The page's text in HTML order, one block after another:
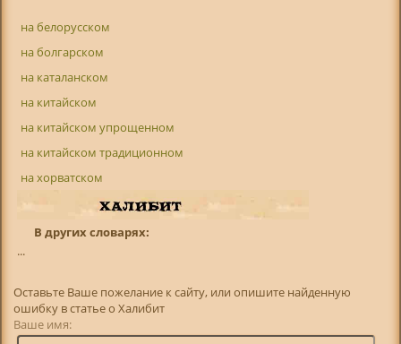
на белорусском
на болгарском
на каталанском
на китайском
на китайском упрощенном
на китайском традиционном
на хорватском
В других словарях:
...
Оставьте Ваше пожелание к сайту, или опишите найденную
ошибку в статье о Халибит
Ваше имя: